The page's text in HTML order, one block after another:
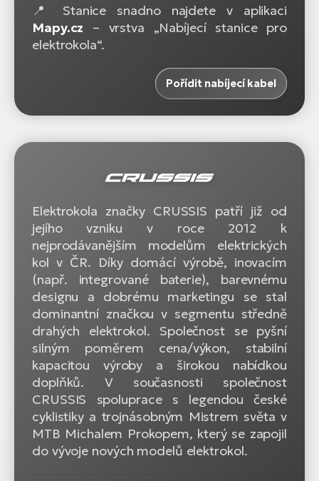
📍 Stanice snadno najdete v aplikaci
Mapy.cz – vrstva „Nabíjecí stanice pro
elektrokola“.
Pořídit nabíjecí kabel
Elektrokola značky CRUSSIS patří již od
jejího vzniku v roce 2012 k
nejprodávanějším modelům elektrických
kol v ČR. Díky domácí výrobě, inovacím
(např. integrované baterie), barevnému
designu a dobrému marketingu se stal
dominantní značkou v segmentu středně
drahých elektrokol. Společnost se pyšní
silným poměrem cena/výkon, stabilní
kapacitou výroby a širokou nabídkou
doplňků. V současnosti společnost
CRUSSIS spoluprace s legendou české
cyklistiky a trojnásobným Mistrem světa v
MTB Michalem Prokopem, který se zapojil
do vývoje nových modelů elektrokol.